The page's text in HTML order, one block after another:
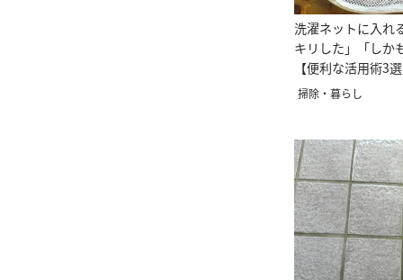
洗濯ネットに入れ
キリした」「しか
【便利な活用術3
掃除・暮らし